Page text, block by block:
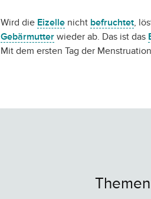
Wird die Eizelle nicht befruchtet,
Gebärmutter wieder ab. Das ist das
Mit dem ersten Tag der